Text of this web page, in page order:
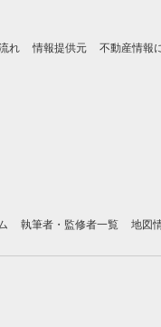
れ 情報提供元 不動産情報
執筆者・監修者一覧 地図